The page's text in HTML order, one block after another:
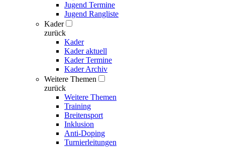
Jugend Termine
Jugend Rangliste
Kader
zurück
Kader
Kader aktuell
Kader Termine
Kader Archiv
Weitere Themen
zurück
Weitere Themen
Training
Breitensport
Inklusion
Anti-Doping
Turnierleitungen